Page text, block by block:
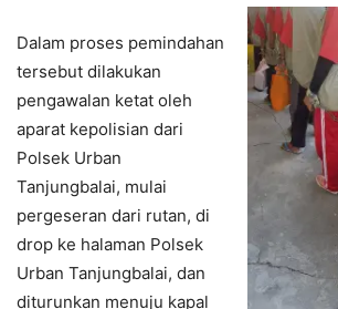
Dalam proses pemindahan
tersebut dilakukan
pengawalan ketat oleh
aparat kepolisian dari
Polsek Urban
Tanjungbalai, mulai
pergeseran dari rutan, di
drop ke halaman Polsek
Urban Tanjungbalai, dan
diturunkan menuju kapal